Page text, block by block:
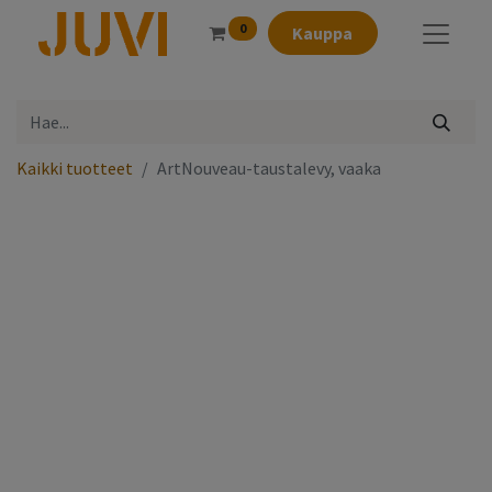
0 Kauppa
Kaikki tuotteet ArtNouveau-taustalevy, vaaka